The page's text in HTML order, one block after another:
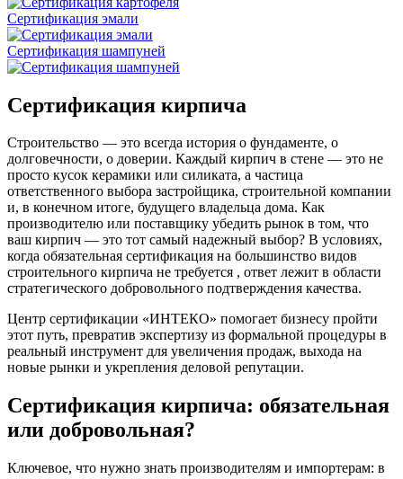
Сертификация эмали
Сертификация шампуней
Сертификация кирпича
Строительство — это всегда история о фундаменте, о
долговечности, о доверии. Каждый кирпич в стене — это не
просто кусок керамики или силиката, а частица
ответственного выбора застройщика, строительной компании
и, в конечном итоге, будущего владельца дома. Как
производителю или поставщику убедить рынок в том, что
ваш кирпич — это тот самый надежный выбор? В условиях,
когда обязательная сертификация на большинство видов
строительного кирпича не требуется , ответ лежит в области
стратегического добровольного подтверждения качества.
Центр сертификации «ИНТЕКО» помогает бизнесу пройти
этот путь, превратив экспертизу из формальной процедуры в
реальный инструмент для увеличения продаж, выхода на
новые рынки и укрепления деловой репутации.
Сертификация кирпича: обязательная
или добровольная?
Ключевое, что нужно знать производителям и импортерам: в